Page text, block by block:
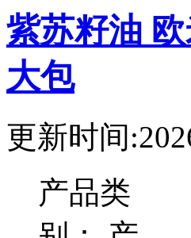
紫苏籽油
大包
更新时间
产品类